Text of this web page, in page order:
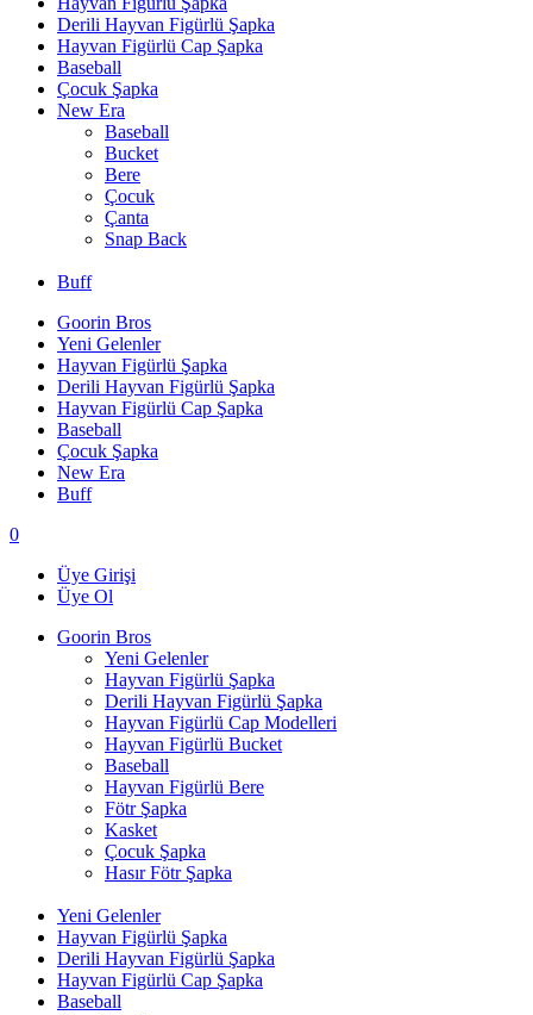
Derili Hayvan Figürlü Şapka
Hayvan Figürlü Cap Şapka
Baseball
Çocuk Şapka
New Era
Baseball
Bucket
Bere
Çocuk
Çanta
Snap Back
Buff
Goorin Bros
Yeni Gelenler
Hayvan Figürlü Şapka
Derili Hayvan Figürlü Şapka
Hayvan Figürlü Cap Şapka
Baseball
Çocuk Şapka
New Era
Buff
0
Üye Girişi
Üye Ol
Goorin Bros
Yeni Gelenler
Hayvan Figürlü Şapka
Derili Hayvan Figürlü Şapka
Hayvan Figürlü Cap Modelleri
Hayvan Figürlü Bucket
Baseball
Hayvan Figürlü Bere
Fötr Şapka
Kasket
Çocuk Şapka
Hasır Fötr Şapka
Yeni Gelenler
Hayvan Figürlü Şapka
Derili Hayvan Figürlü Şapka
Hayvan Figürlü Cap Şapka
Baseball